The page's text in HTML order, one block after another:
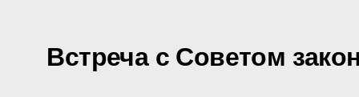
Встреча с Советом